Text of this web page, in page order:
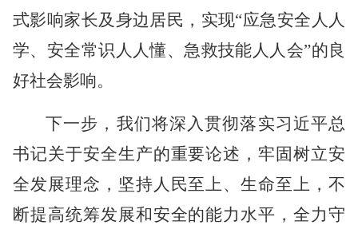
式影响家长及身边居民，实现“应急安全人人
学、安全常识人人懂、急救技能人人会”的良
好社会影响。
下一步，我们将深入贯彻落实习近平总
书记关于安全生产的重要论述，牢固树立安
全发展理念，坚持人民至上、生命至上，不
断提高统筹发展和安全的能力水平，全力守